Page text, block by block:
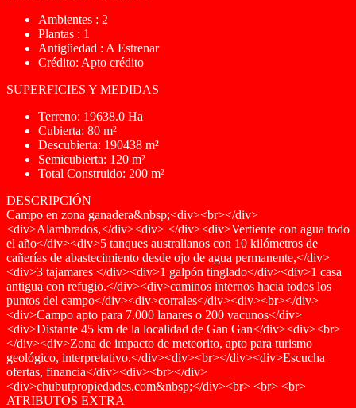
Ambientes : 2
Plantas : 1
Antigüedad : A Estrenar
Crédito: Apto crédito
SUPERFICIES Y MEDIDAS
Terreno: 19638.0 Ha
Cubierta: 80 m²
Descubierta: 190438 m²
Semicubierta: 120 m²
Total Construido: 200 m²
DESCRIPCIÓN
Campo en zona ganadera&nbsp;<div><br></div>
<div>Alambrados,</div><div> </div><div>Vertiente con agua todo
el año</div><div>5 tanques australianos con 10 kilómetros de
cañerías de abastecimiento desde ojo de agua permanente,</div>
<div>3 tajamares </div><div>1 galpón tinglado</div><div>1 casa
antigua con refugio.</div><div>caminos internos hacia todos los
puntos del campo</div><div>corrales</div><div><br></div>
<div>Campo apto para 7.000 lanares o 200 vacunos</div>
<div>Distante 45 km de la localidad de Gan Gan</div><div><br>
</div><div>Zona de impacto de meteorito, apto para turismo
geológico, interpretativo.</div><div><br></div><div>Escucha
ofertas, financia</div><div><br></div>
<div>chubutpropiedades.com&nbsp;</div><br> <br> <br>
ATRIBUTOS EXTRA